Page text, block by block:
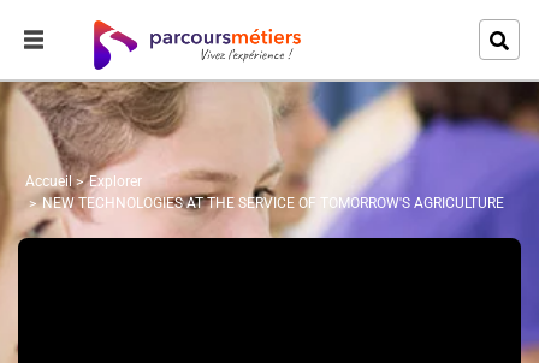
Accueil
Explorer
NEW TECHNOLOGIES AT THE SERVICE OF TOMORROW'S AGRICULTURE